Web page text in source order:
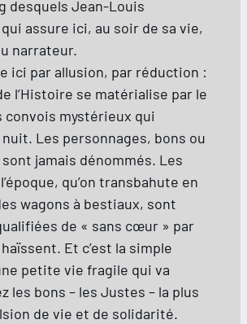
desquels Jean-Louis
assure ici, au soir de sa vie,
narrateur.
ici par allusion, par réduction :
l’Histoire se matérialise par le
convois mystérieux qui
Les personnages, bons ou
jamais dénommés. Les
qu’on transbahute en
wagons à bestiaux, sont
de « sans cœur » par
Et c’est la simple
petite vie fragile qui va
les bons – les Justes – la plus
de vie et de solidarité.